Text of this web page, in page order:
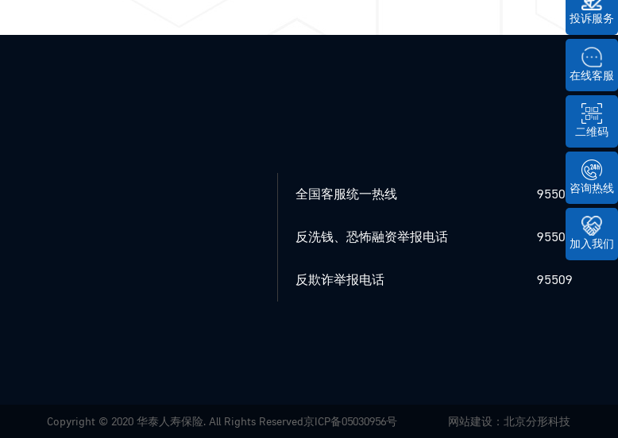
投诉服务
在线客服
二维码
咨询热线
加入我们
全国客服统一热线 95509
反洗钱、恐怖融资举报电话 95509
反欺诈举报电话 95509
Copyright © 2020 华泰人寿保险. All Rights Reserved京ICP备05030956号 网站建设 ： 北京分形科技